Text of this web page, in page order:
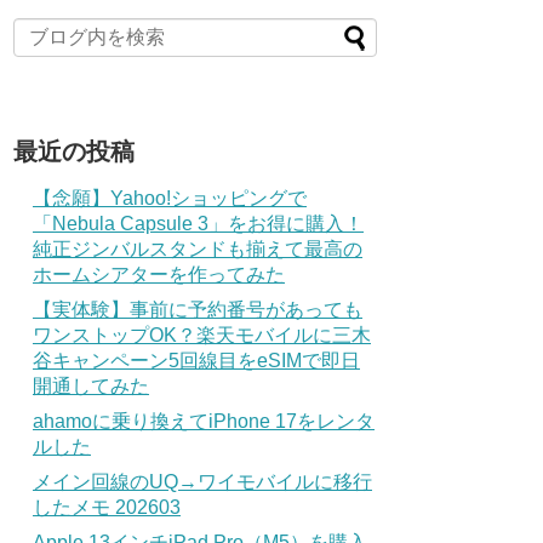
最近の投稿
【念願】Yahoo!ショッピングで
「Nebula Capsule 3」をお得に購入！
純正ジンバルスタンドも揃えて最高の
ホームシアターを作ってみた
【実体験】事前に予約番号があっても
ワンストップOK？楽天モバイルに三木
谷キャンペーン5回線目をeSIMで即日
開通してみた
ahamoに乗り換えてiPhone 17をレンタ
ルした
メイン回線のUQ→ワイモバイルに移行
したメモ 202603